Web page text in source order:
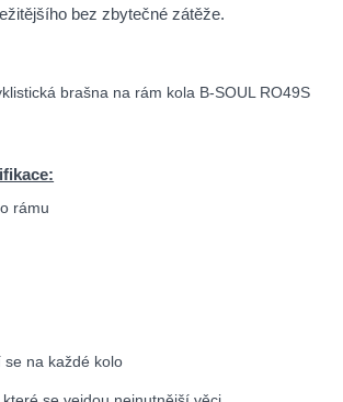
bez zbytečné zátěže.
rámu
na každé kolo